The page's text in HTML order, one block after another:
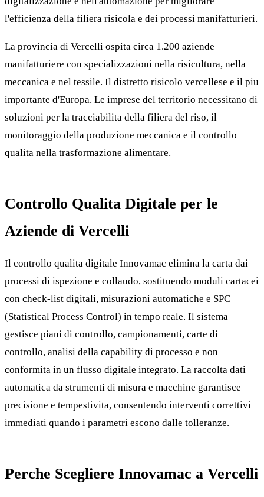
l'efficienza della filiera risicola e dei processi manifatturieri.
La provincia di Vercelli ospita circa 1.200 aziende
manifatturiere con specializzazioni nella risicultura, nella
meccanica e nel tessile. Il distretto risicolo vercellese e il piu
importante d'Europa. Le imprese del territorio necessitano di
soluzioni per la tracciabilita della filiera del riso, il
monitoraggio della produzione meccanica e il controllo
qualita nella trasformazione alimentare.
Controllo Qualita Digitale per le
Aziende di Vercelli
Il controllo qualita digitale Innovamac elimina la carta dai
processi di ispezione e collaudo, sostituendo moduli cartacei
con check-list digitali, misurazioni automatiche e SPC
(Statistical Process Control) in tempo reale. Il sistema
gestisce piani di controllo, campionamenti, carte di
controllo, analisi della capability di processo e non
conformita in un flusso digitale integrato. La raccolta dati
automatica da strumenti di misura e macchine garantisce
precisione e tempestivita, consentendo interventi correttivi
immediati quando i parametri escono dalle tolleranze.
Perche Scegliere Innovamac a Vercelli